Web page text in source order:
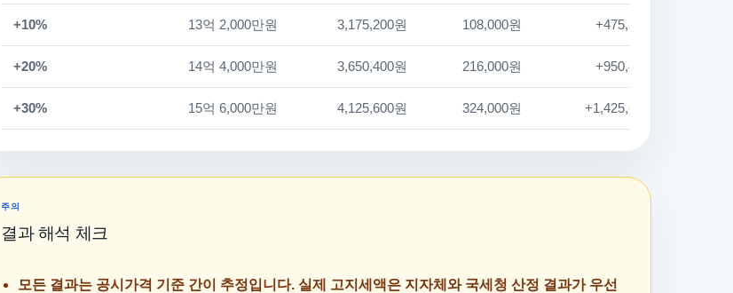
+10% 13억 2,000만원 3,175,200원 108,000원 +475,200원
+20% 14억 4,000만원 3,650,400원 216,000원 +950,400원
+30% 15억 6,000만원 4,125,600원 324,000원 +1,425,600원
주의
결과 해석 체크
모든 결과는 공시가격 기준 간이 추정입니다. 실제 고지세액은 지자체와 국세청 산정 결과가 우선